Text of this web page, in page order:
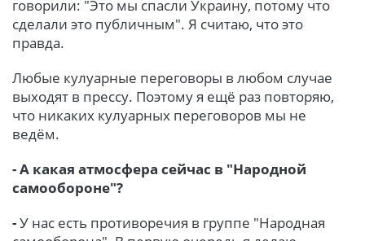
говорили: "Это мы спасли Украину, потому что
сделали это публичным". Я считаю, что это
правда.
Любые кулуарные переговоры в любом случае
выходят в прессу. Поэтому я ещё раз повторяю,
что никаких кулуарных переговоров мы не
ведём.
- А какая атмосфера сейчас в "Народной
самообороне"?
-У нас есть противоречия в группе "Народная